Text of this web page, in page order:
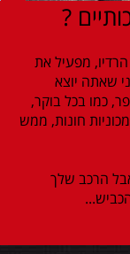
?
מפעיל את
שאתה יוצא
כמו בכל בוקר,
מבין שתי מכוניות חונות, ממש
הרכב שלך